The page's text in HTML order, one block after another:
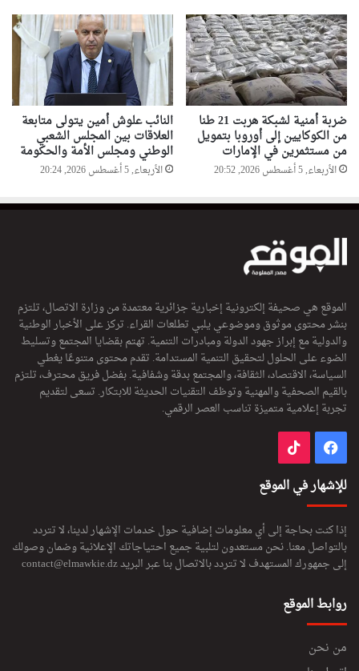
ضربة أمنية لشبكة هربت 21 طنا
من الكوكايين إلى أوروبا بتمويل
من مستثمرين في الإمارات
الأربعاء, 5 أغسطس 2026, 20:52
النائب علوش أمين يتولى متابعة
العلاقات بين المجلس الشعبي
الوطني ومجلس الأمة والحكومة
الأربعاء, 5 أغسطس 2026, 20:24
الموقع هي صحيفة إلكترونية إخبارية جزائرية معتمدة من وزارة الاتصال، تلتزم
بنشر محتوى موثوق وموضوعي يلبي تطلعات القراء. تركز على الأخبار الوطنية
والدولية مع إبراز جهود الدولة ومبادرات التنمية. تهتم بقضايا المجتمع وتسليط
الضوء على الحلول لتحقيق التنمية المستدامة. تقدم محتوى متنوعًا يغطي
السياسة، الاقتصاد، الثقافة، والمجتمع بدقة وشفافية. بفضل فريق محترف، تلتزم
بالقيم الصحفية والمهنية وتوظف التقنيات الحديثة للابتكار. تسعى لتقديم
تجربة إعلامية متميزة تناسب العصر الرقمي.
فيسبوك
للإشهار في الموقع
إذا كنت بحاجة إلى أي معلومات إضافية حول خدمات الإشهار لدينا، لا تتردد
بالتواصل معنا. نحن مستعدون لتلبية جميع احتياجاتك الإعلانية وضمان وصولك
إلى جمهورك المستهدف لا تتردد بالاتصال بنا عبر البريدcontact@elmawkie.dz
روابط الموقع
من نحن